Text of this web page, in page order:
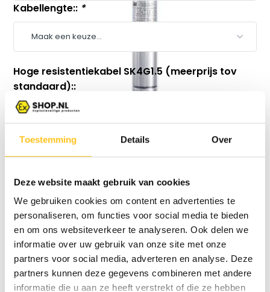
Toestemming Details Over
Deze website maakt gebruik van cookies
We gebruiken cookies om content en advertenties te
personaliseren, om functies voor social media te bieden
en om ons websiteverkeer te analyseren. Ook delen we
informatie over uw gebruik van onze site met onze
partners voor social media, adverteren en analyse. Deze
partners kunnen deze gegevens combineren met andere
informatie die u aan ze heeft verstrekt of die ze hebben
Kabellengte:: *
Hoge resistentiekabel SK4G1.5 (meerprijs tov
standaard)::
Productomschrijving
Specificaties